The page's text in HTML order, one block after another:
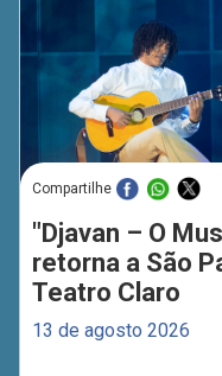
Compartilhe
"Djavan – O
retorna a São
Teatro Claro
13 de agosto 2026